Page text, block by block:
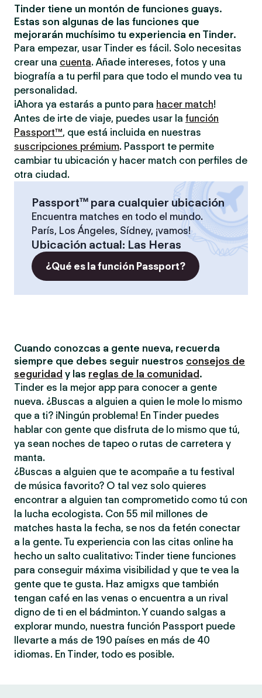
Tinder tiene un montón de funciones guays.
Estas son algunas de las funciones que
mejorarán muchísimo tu experiencia en Tinder.
Para empezar, usar Tinder es fácil. Solo necesitas
crear una cuenta. Añade intereses, fotos y una
biografía a tu perfil para que todo el mundo vea tu
personalidad.
¡Ahora ya estarás a punto para hacer match!
Antes de irte de viaje, puedes usar la función
Passport™, que está incluida en nuestras
suscripciones prémium. Passport te permite
cambiar tu ubicación y hacer match con perfiles de
otra ciudad.
Passport™ para cualquier ubicación
Encuentra matches en todo el mundo.
París, Los Ángeles, Sídney, ¡vamos!
Ubicación actual: Las Heras
¿Qué es la función Passport?
Cuando conozcas a gente nueva, recuerda
siempre que debes seguir nuestros consejos de
seguridad y las reglas de la comunidad .
Tinder es la mejor app para conocer a gente
nueva. ¿Buscas a alguien a quien le mole lo mismo
que a ti? ¡Ningún problema! En Tinder puedes
hablar con gente que disfruta de lo mismo que tú,
ya sean noches de tapeo o rutas de carretera y
manta.
¿Buscas a alguien que te acompañe a tu festival
de música favorito? O tal vez solo quieres
encontrar a alguien tan comprometido como tú con
la lucha ecologista. Con 55 mil millones de
matches hasta la fecha, se nos da fetén conectar
a la gente. Tu experiencia con las citas online ha
hecho un salto cualitativo: Tinder tiene funciones
para conseguir máxima visibilidad y que te vea la
gente que te gusta. Haz amigxs que también
tengan café en las venas o encuentra a un rival
digno de ti en el bádminton. Y cuando salgas a
explorar mundo, nuestra función Passport puede
llevarte a más de 190 países en más de 40
idiomas. En Tinder, todo es posible.